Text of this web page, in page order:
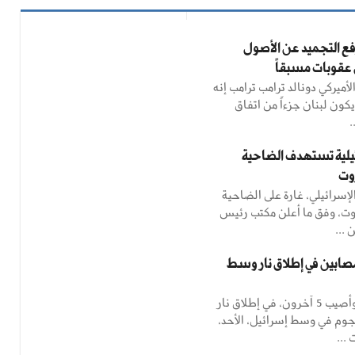
التجميد عن الأصول
أي عقوبات مسبقاً
دونالد ترامب ترامب إنه
لبنان جزءاً من اتفاق
تستهدف الضاحية
غارة على الضاحية
وفق ما أعلن مكتب رئيس
...
و (5) مصابين في إطلاق نار وسط
قتل شخص وأصيب 5 آخرون، في ‌إطلاق نار
في ‌وسط إسرائيل، الأحد،
...